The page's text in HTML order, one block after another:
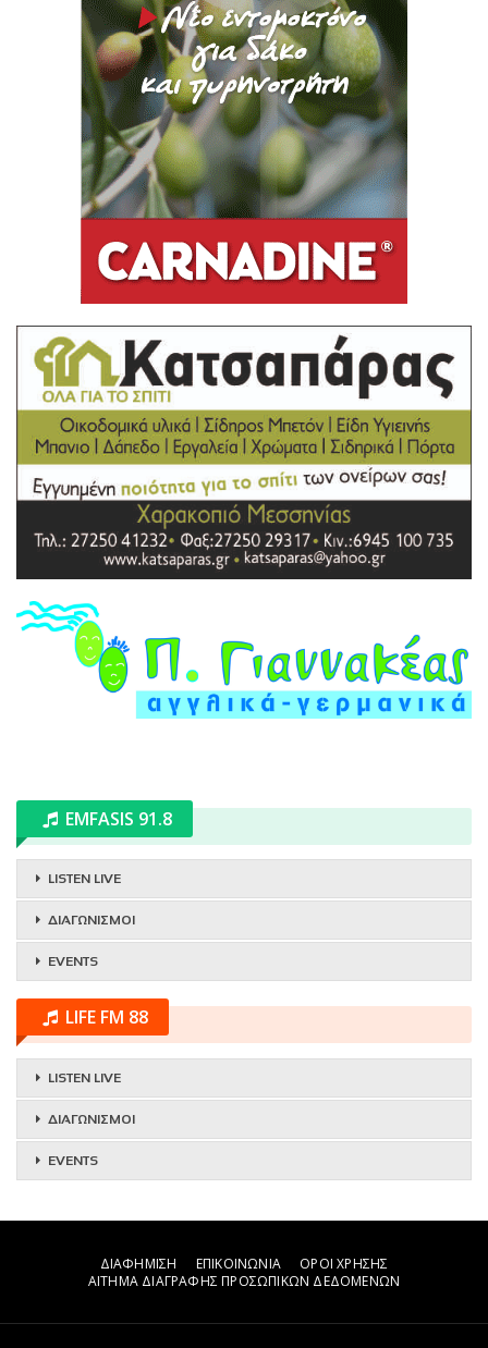
EMFASIS 91.8
LISTEN LIVE
ΔΙΑΓΩΝΙΣΜΟΙ
EVENTS
LIFE FM 88
LISTEN LIVE
ΔΙΑΓΩΝΙΣΜΟΙ
EVENTS
ΔΙΑΦΗΜΙΣΗ ΕΠΙΚΟΙΝΩΝΙΑ
ΟΡΟΙ ΧΡΗΣΗΣ
ΑΙΤΗΜΑ ΔΙΑΓΡΑΦΗΣ ΠΡΟΣΩΠΙΚΩΝ ΔΕΔΟΜΕΝΩΝ